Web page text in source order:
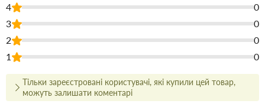
шпаклівки фунгенфюллер Замішування 0,8-0,85 л/1кг
Обробка протягом 30 хв Витрата прибл. 0,25-0,3 кг/м2
Термін зберігання 6 місяців Фугенфюллер КНАУФ,
шпаклівка гіпсова, універсальна, Fugenfüller KNAUF, 25
утримують воду. Приготування розчину шпаклівки
KNAUF Fugenfüller У пластмасовий бак залити 18 літрів
4
0
3
0
2
0
1
0
Тільки зареєстровані користувачі, які купили цей товар,
можуть залишати коментарі